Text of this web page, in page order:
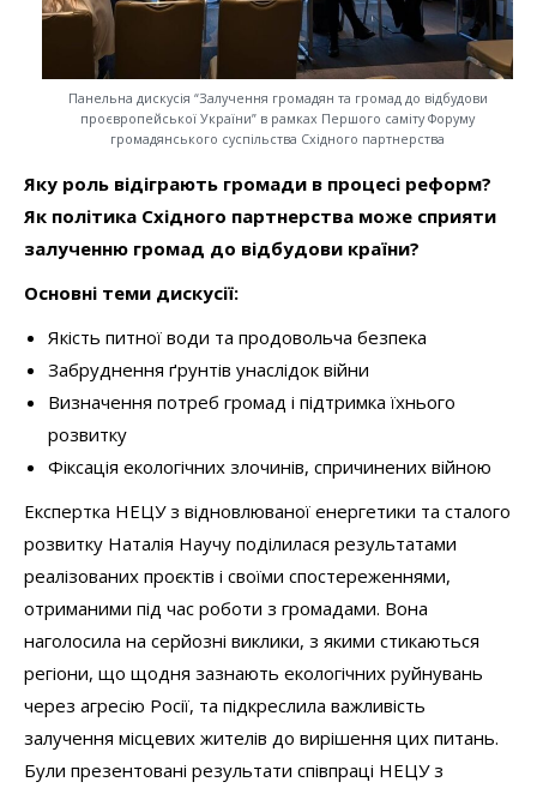
Панельна дискусія “Залучення громадян та громад до відбудови
проєвропейської України” в рамках Першого саміту Форуму
громадянського суспільства Східного партнерства
Яку роль відіграють громади в процесі реформ?
Як політика Східного партнерства може сприяти
залученню громад до відбудови країни?
Основні теми дискусії:
Якість питної води та продовольча безпека
Забруднення ґрунтів унаслідок війни
Визначення потреб громад і підтримка їхнього
розвитку
Фіксація екологічних злочинів, спричинених війною
Експертка НЕЦУ з відновлюваної енергетики та сталого
розвитку Наталія Научу поділилася результатами
реалізованих проєктів і своїми спостереженнями,
отриманими під час роботи з громадами. Вона
наголосила на серйозні виклики, з якими стикаються
регіони, що щодня зазнають екологічних руйнувань
через агресію Росії, та підкреслила важливість
залучення місцевих жителів до вирішення цих питань.
Були презентовані результати співпраці НЕЦУ з